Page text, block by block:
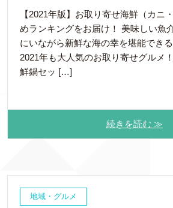
【2021年版】お取り寄せ海鮮（カニ
めランキングをお届け！ 美味しい魚
にいながら新鮮な海の幸を堪能でき
2021年も大人気のお取り寄せグルメ
鮮鍋セッ […]
続きを読む ≫
地域・グルメ